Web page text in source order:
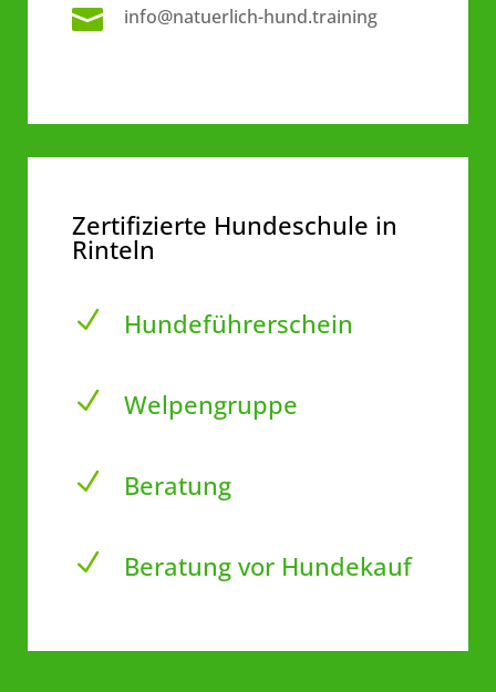
 info@natuerlich-hund.training
Zertifizierte Hundeschule in
Rinteln
N Hundeführerschein
N Welpengruppe
N Beratung
N Beratung vor Hundekauf